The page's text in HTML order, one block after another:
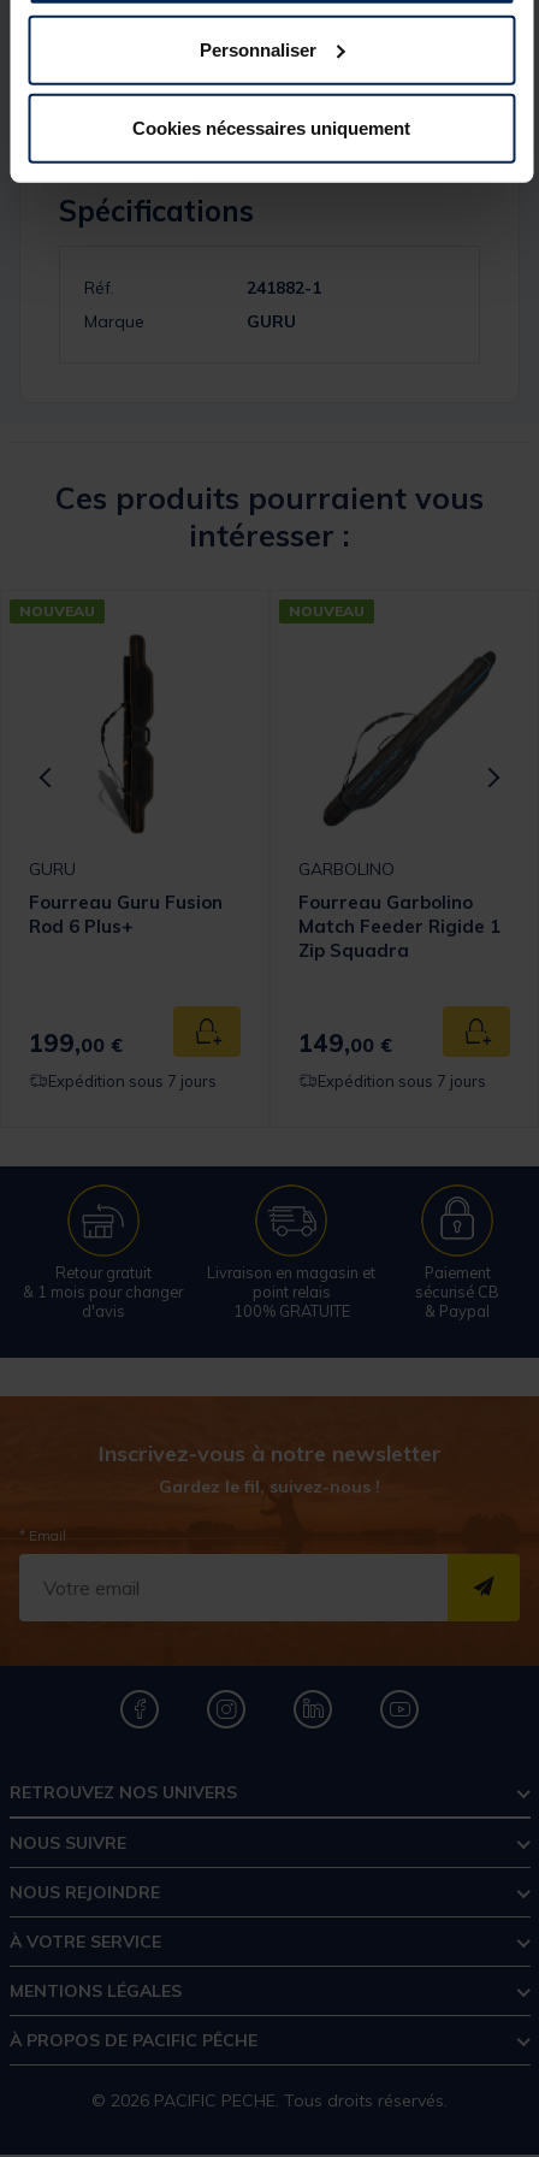
Personnaliser
Cookies nécessaires uniquement
Spécifications
Réf.
241882-1
Marque
GURU
Ces produits pourraient vous
intéresser :
panier
NOUVEAU
GURU
Fourreau Guru Fusion
Rod 6 Plus+
199,00 € Ajouter au panier
Expédition sous 7 jours
NOUVEAU
GARBOLINO
Fourreau Garbolino
Match Feeder Rigide 1
Zip Squadra
149,00 €
Expédition sous 7 jours
Retour gratuit
& 1 mois pour changer
d'avis
Livraison en magasin et
point relais
100% GRATUITE
Paiement
sécurisé CB
& Paypal
Inscrivez-vous à notre newsletter
Gardez le fil, suivez-nous !
* Email
RETROUVEZ NOS UNIVERS
NOUS SUIVRE
NOUS REJOINDRE
À VOTRE SERVICE
MENTIONS LÉGALES
À PROPOS DE PACIFIC PÊCHE
© 2026 PACIFIC PECHE. Tous droits réservés.